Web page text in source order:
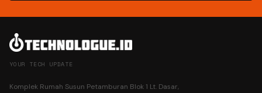
YOUR TECH UPDATE
Komplek Rumah Susun Petamburan Blok 1 Lt. Dasar,